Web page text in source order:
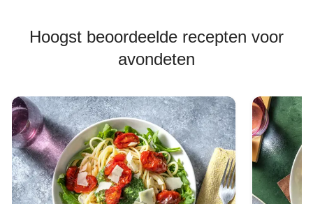
Hoogst beoordeelde recepten voor
avondeten